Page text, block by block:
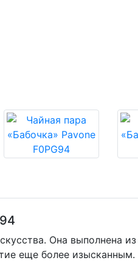
Она выполнена
еще более изысканным.